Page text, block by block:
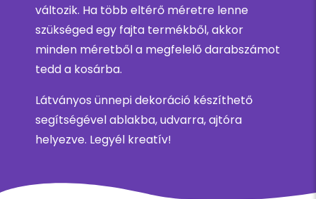
változik. Ha több eltérő méretre lenne
szükséged egy fajta termékből, akkor
minden méretből a megfelelő darabszámot
tedd a kosárba.
Látványos ünnepi dekoráció készíthető
segítségével ablakba, udvarra, ajtóra
helyezve. Legyél kreatív!